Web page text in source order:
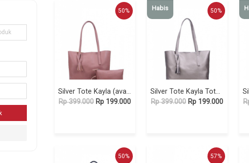
50%
Silver Tote Kayla (available in 6 colors)
Rp 399.000Rp 199.000
50%
Habis
Silver Tote Kayla Tote Metalic Gold
Rp 399.000 Rp 199.000
50% 57%